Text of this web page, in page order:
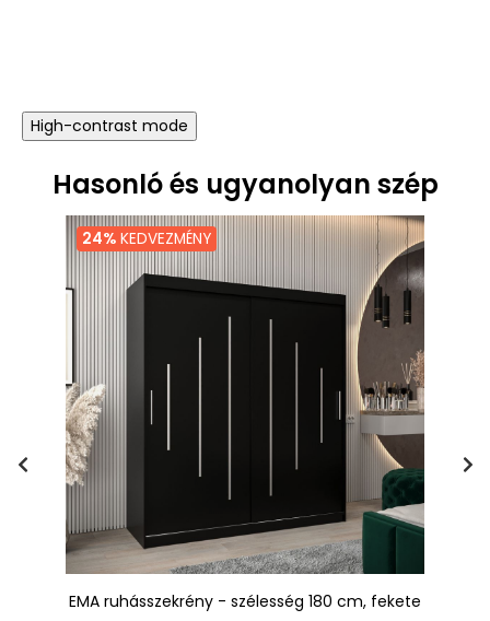
High-contrast mode
Hasonló és ugyanolyan szép
24% KEDVEZMÉNY
EMA ruhásszekrény - szélesség 180 cm, fekete